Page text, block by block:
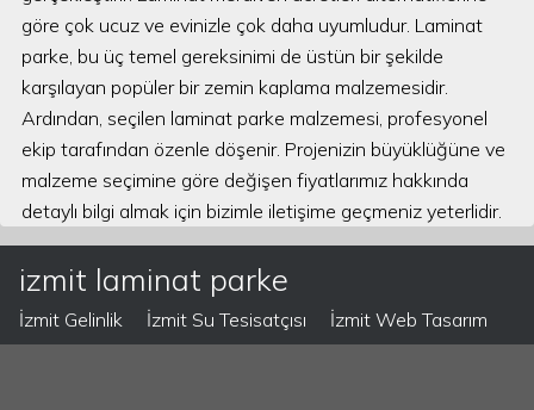
göre çok ucuz ve evinizle çok daha uyumludur. Laminat
parke, bu üç temel gereksinimi de üstün bir şekilde
karşılayan popüler bir zemin kaplama malzemesidir.
Ardından, seçilen laminat parke malzemesi, profesyonel
ekip tarafından özenle döşenir. Projenizin büyüklüğüne ve
malzeme seçimine göre değişen fiyatlarımız hakkında
detaylı bilgi almak için bizimle iletişime geçmeniz yeterlidir.
izmit laminat parke
İzmit Gelinlik İzmit Su Tesisatçısı İzmit Web Tasarım